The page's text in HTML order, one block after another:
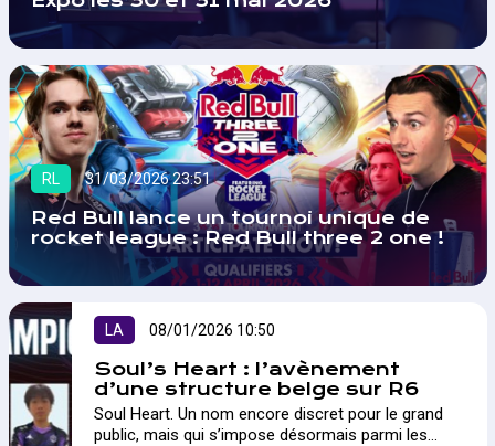
RL 31/03/2026 23:51
Red Bull lance un tournoi unique de
rocket league : Red Bull three 2 one !
LA 08/01/2026 10:50
Soul’s Heart : l’avènement
d’une structure belge sur R6
Soul Heart. Un nom encore discret pour le grand
public, mais qui s’impose désormais parmi les